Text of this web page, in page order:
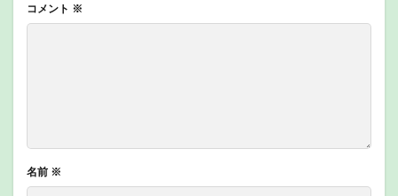
コメント ※
名前 ※